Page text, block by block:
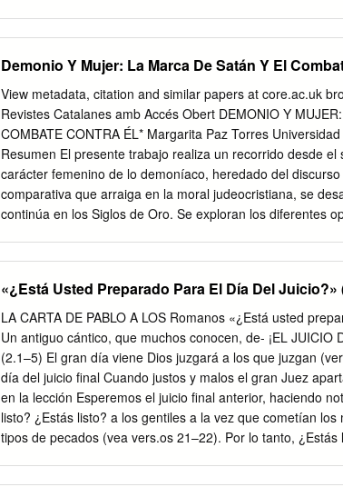
PARTE: El saber comunicacional ............. .. 29 1. Teoría y
digital . .. 31 1.1. Hablar las teorías de la comunicación ..
conversaciones del campo comunicacional 34 1.2. ¿Una
cientificismo y ensayismo . .. 43 1.2.2. Una semiosfera
Sintomas de una crisis . .. 55 1.2.4. Últimas imágenes del
mirada transdisciplinaria: ¿un mito posmoderno? ....... ..
centrífugo ............. .. 65 2. De los nuevos medios a las
Construir el objeto ............................... .. 72 2.1.1. The new
Demonio Y Mujer: La Marca De Satán Y El
View metadata, citation and similar papers at core.ac.uk
Revistes Catalanes amb Accés Obert DEMONIO Y
COMBATE CONTRA ÉL* Margarita Paz Torres
Resumen El presente trabajo realiza un recorrido desde
carácter femenino de lo demoníaco, heredado del
comparativa que arraiga en la moral judeocristiana, se
continúa en los Siglos de Oro. Se exploran los diferentes
Tribu- nal inquisitorial de Lima del Virreinato del Perú, cuyo
algunos aspectos, con la experiencia mística de Teresa
religiosas visionarias. Palabras clave Demonio, mujer,
misticismo, posesión, Inqui- sición, Teresa de Jesús.
overview of devil-woman symbolism and feminine
misogynist discourse from a com- parative perspective,
Judeo-Christian moral, which developed in the Middle
Age. It explores the diﬀerent opposita of the female as
«¿Está Usted Preparado Para El Día Del Juicio?»
LA CARTA DE PABLO A LOS Romanos «¿Está usted
Un antiguo cántico, que muchos conocen, de- ¡EL JUICIO
(2.1–5) El gran día viene Dios juzgará a los que juzgan
día del juicio final Cuando justos y malos el gran Juez
en la lección Esperemos el juicio final anterior, haciendo
listo? ¿Estás listo? a los gentiles a la vez que cometían
tipos de pecados (vea vers.os 21–22). Por lo tanto,